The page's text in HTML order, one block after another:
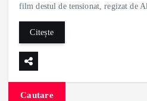
film destul de tensionat, regizat de
Citește
Cautare